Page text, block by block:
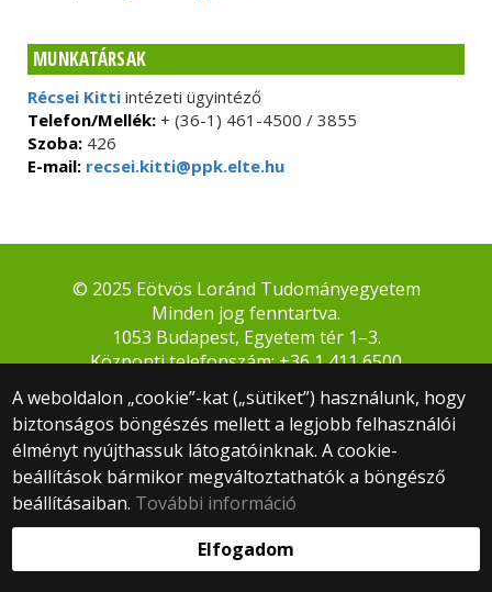
MUNKATÁRSAK
Récsei Kitti intézeti ügyintéző
Telefon/Mellék: + (36-1) 461-4500 / 3855
Szoba: 426
E-mail: recsei.kitti@ppk.elte.hu
A weboldalon „cookie”-kat („sütiket”) használunk, hogy
biztonságos böngészés mellett a legjobb felhasználói
élményt nyújthassuk látogatóinknak. A cookie-
beállítások bármikor megváltoztathatók a böngésző
beállításaiban. További információ
Elfogadom
© 2025 Eötvös Loránd Tudományegyetem
Minden jog fenntartva.
1053 Budapest, Egyetem tér 1–3.
Központi telefonszám: +36 1 411 6500
Webfejlesztés: